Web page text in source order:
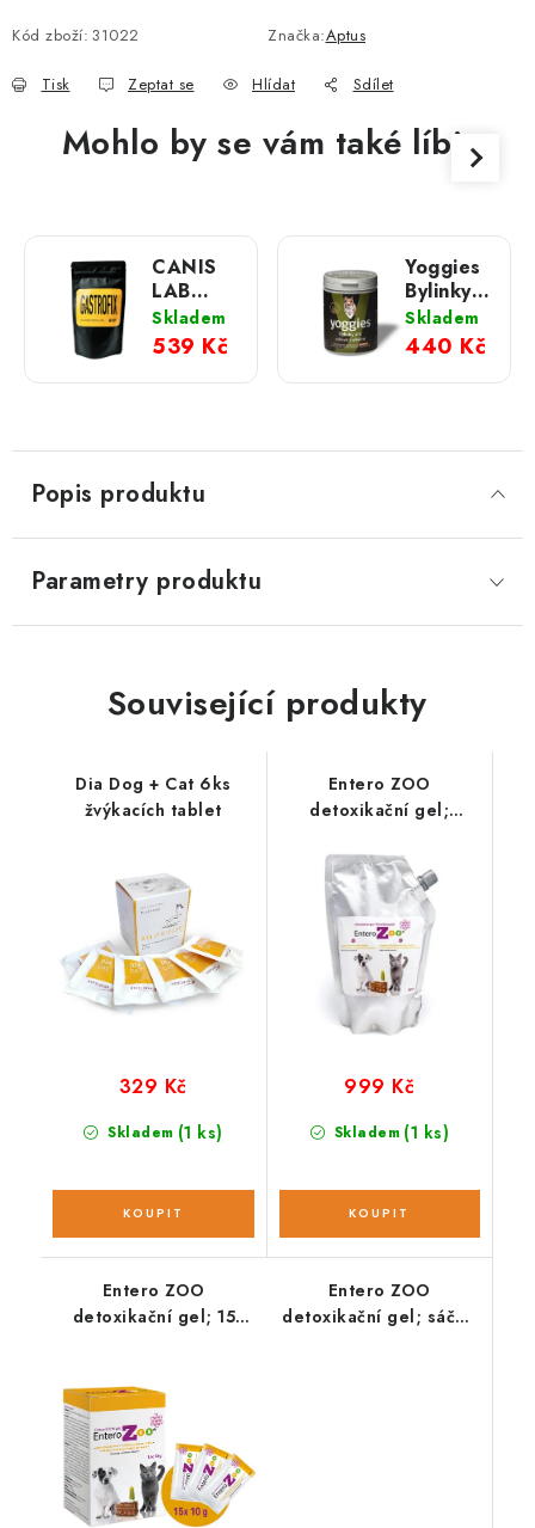
Kód zboží: 31022 Značka:Aptus
Tisk Zeptat se Hlídat Sdílet
Mohlo by se vám také líbit
CANIS
LAB
Gastrofix
100 g
Skladem
539 Kč
Yoggies
Bylinky
pro psy
pro
zdravé
zažívání
600 g
Skladem
440 Kč
Popis produktu
Parametry produktu
Související produkty
Dia Dog + Cat 6ks
žvýkacích tablet
Skladem (1 ks)
329 Kč
Entero ZOO
detoxikační gel;
Skladem (1 ks)
999 Kč
Entero ZOO
detoxikační gel; 15
Entero ZOO
detoxikační gel; sáček